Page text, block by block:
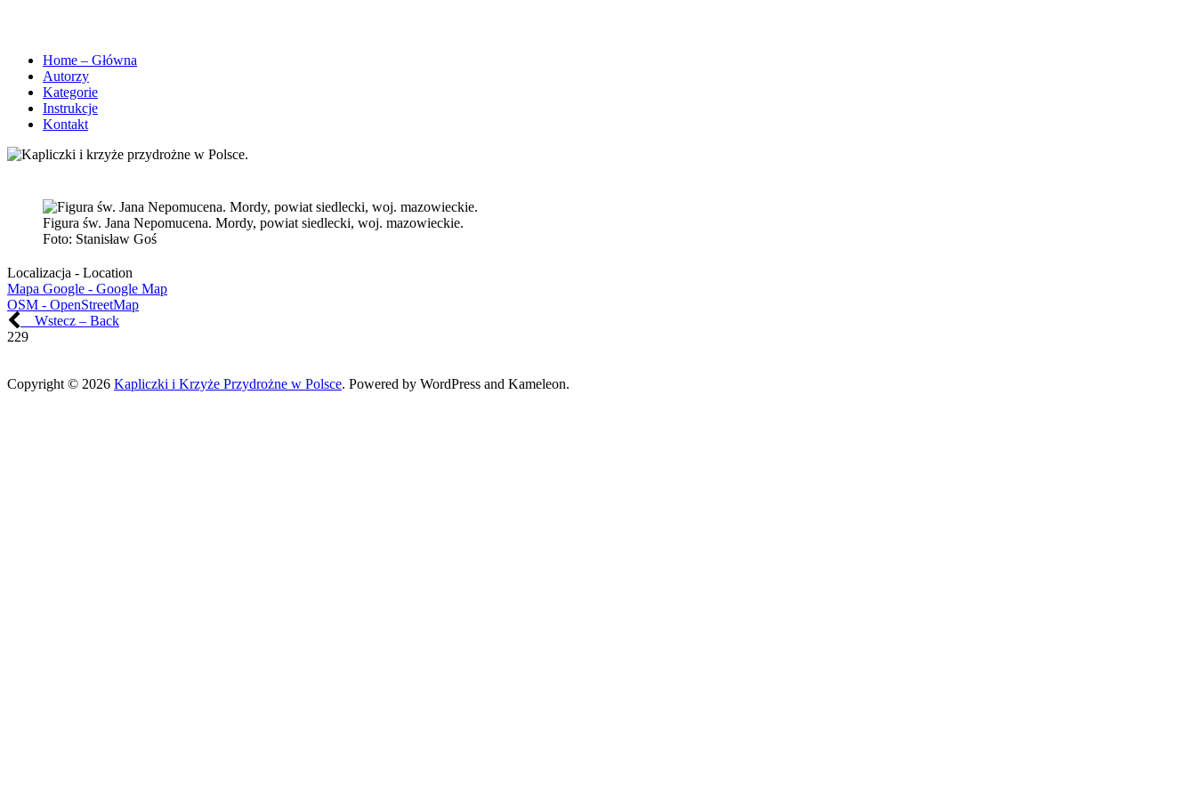
Home – Główna
Autorzy
Kategorie
Instrukcje
Kontakt
Figura św. Jana Nepomucena. Mordy, powiat siedlecki, woj. mazowieckie.
Foto: Stanisław Goś
Localizacja - Location
Mapa Google - Google Map
OSM - OpenStreetMap
Wstecz – Back
229
Copyright © 2026 Kapliczki i Krzyże Przydrożne w Polsce. Powered by WordPress and Kameleon.